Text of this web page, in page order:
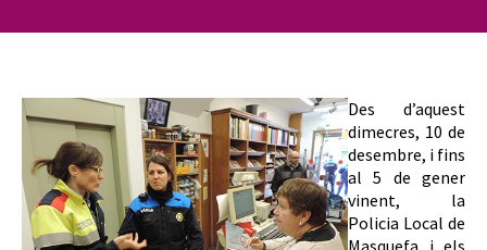
Des d’aquest
dimecres, 10 de
desembre, i fins
al 5 de gener
vinent, la
Policia Local de
Masquefa i els